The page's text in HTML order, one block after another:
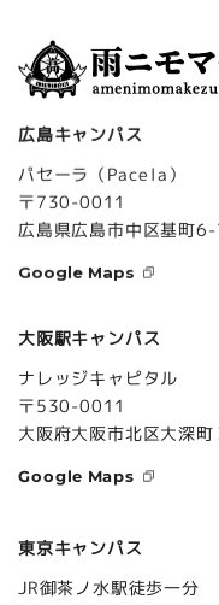
広島キャンパス
パセーラ（Pacela）
〒730-0011
広島県広島市中区基町
Google Maps
大阪駅キャンパス
ナレッジキャピタル
〒530-0011
大阪府大阪市北区大深
Google Maps
東京キャンパス
JR御茶ノ水駅徒歩一分